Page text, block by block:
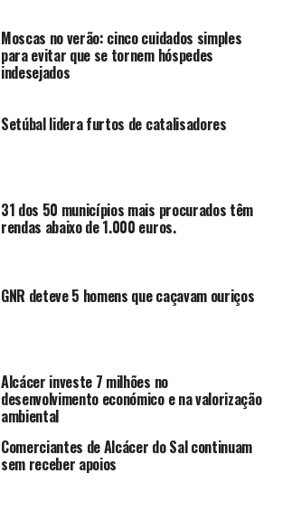
Moscas no verão: cinco cuidados simples
para evitar que se tornem hóspedes
indesejados
Setúbal lidera furtos de catalisadores
31 dos 50 municípios mais procurados têm
rendas abaixo de 1.000 euros.
GNR deteve 5 homens que caçavam ouriços
Alcácer investe 7 milhões no
desenvolvimento económico e na valorização
ambiental
Comerciantes de Alcácer do Sal continuam
sem receber apoios